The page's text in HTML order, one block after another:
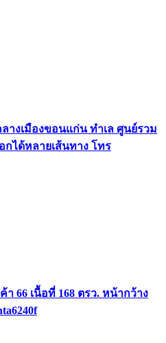
างเมืองขอนแก่น ทำเล ศูนย์รวม
กได้หลายเส้นทาง โทร
66 เนื้อที่ 168 ตรว. หน้ากว้าง